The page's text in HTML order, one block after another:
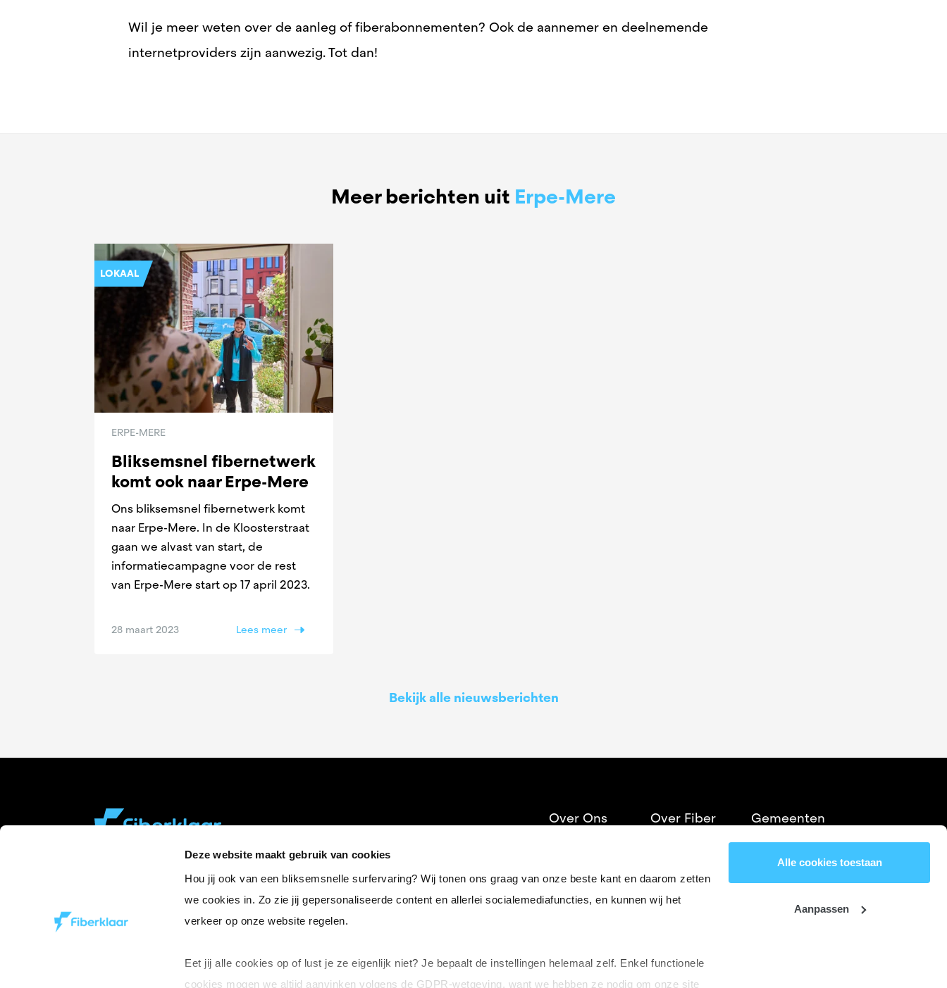
Deze website maakt gebruik van cookies
Hou jij ook van een bliksemsnelle surfervaring? Wij tonen ons graag van onze beste kant en daarom zetten
we cookies in. Zo zie jij gepersonaliseerde content en allerlei socialemediafuncties, en kunnen wij het
verkeer op onze website regelen.
Eet jij alle cookies op of lust je ze eigenlijk niet? Je bepaalt de instellingen helemaal zelf. Enkel functionele
cookies mogen we altijd aanvinken volgens de GDPR-wetgeving, want we hebben ze nodig om onze site
Alle cookies toestaan
Aanpassen
Wil je meer weten over de aanleg of fiberabonnementen? Ook de aannemer en deelnemende
internetproviders zijn aanwezig. Tot dan!
Meer berichten uit Erpe-Mere
LOKAAL
ERPE-MERE
Bliksemsnel fibernetwerk
komt ook naar Erpe-Mere
Ons bliksemsnel fibernetwerk komt
naar Erpe-Mere. In de Kloosterstraat
gaan we alvast van start, de
informatiecampagne voor de rest
van Erpe-Mere start op 17 april 2023.
28 maart 2023 Lees meer
Bekijk alle nieuwsberichten
Over Ons Over Fiber
Gemeenten
Syndicus
Nieuws
Contact
Pers Wholesale